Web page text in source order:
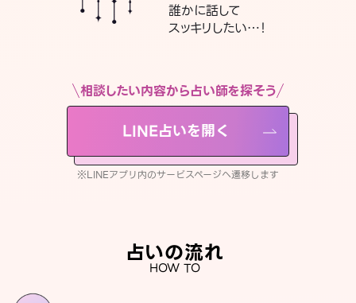
誰かに話して
スッキリしたい…！
相談したい内容から占い師を探そう
LINE占いを開く
※LINEアプリ内のサービスページへ遷移します
占いの流れ
HOW TO